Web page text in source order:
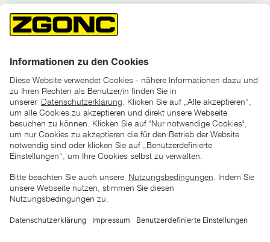
*der "statt"-Preis ist der niedrigste von uns in den letzten 30
Tagen vor Beginn dieser Aktion verlangte Preis
unter den UVP Preisen auf dieser Website sind die
zu verstehen